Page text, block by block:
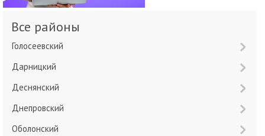
Все районы
Голосеевский
Дарницкий
Деснянский
Днепровский
Оболонский